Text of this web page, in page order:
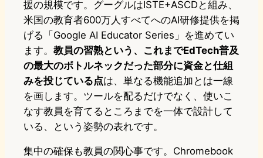
援の規模です。グーグルはISTE+ASCDと組み、
米国の教育者600万人すべてへのAI研修提供を掲
げる「Google AI Educator Series」を進めてい
ます。 教員の習熟という、これまでEdTech普及
の最大のボトルネックだった部分に資金と仕組
みを投じている点は、単なる機能追加とは一線
を画します。ツールを配るだけでなく、使いこ
なす教員を育てるところまでを一体で設計して
いる、という姿勢の表れです。
集中の確保も教員の関心事です。Chromebook